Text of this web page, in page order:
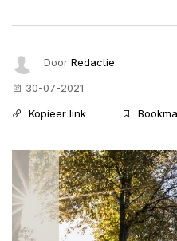
Door Redactie
30-07-2021
Kopieer link